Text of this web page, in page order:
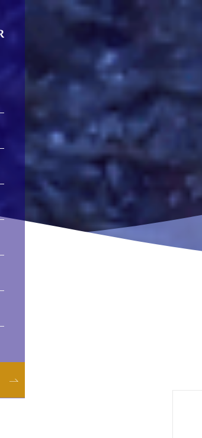
慶良間諸島ファンダイビング
慶良間諸島体験ダイビング＆スノーケリング
オープンウォーター・ダイバー・コース
レスキューダイバーコース
ファンダイブ